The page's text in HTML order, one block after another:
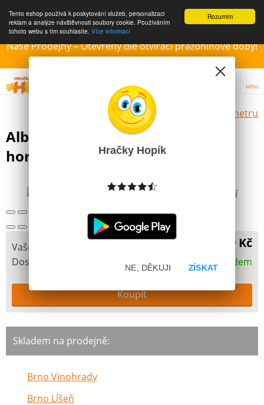
Rozumím
Tento eshop používá k poskytování služeb, personalizaci
reklam a analýze návštěvnosti soubory cookie. Používáním
tohoto webu s tím souhlasíte. Více informací
Naše Prodejny – Otevřeny dle otvírací prázdninové doby!
Přejeme krásné léto!!!
MENU
Výběr hraček dle zvoleného parametru
Albi Karetní Hra Bang! Zlatá
horečka rozšíření
Vaše cena 349 Kč
Dostupnost Skladem
Skladem na prodejně:
Brno Vinohrady
Brno Líšeň
Hračky Hopík
ZÍSKAT
NE, DĚKUJI